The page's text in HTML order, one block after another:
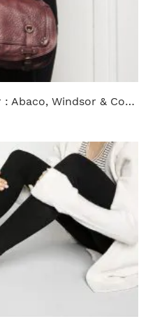
Abaco, Windsor & Co…